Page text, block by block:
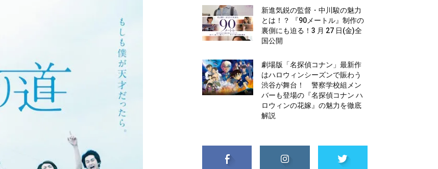
新進気鋭の監督・中川駿の魅力
とは！？ 『90メートル』制作の
裏側にも迫る！3 月 27 日(金)全
国公開
劇場版「名探偵コナン」最新作
はハロウィンシーズンで賑わう
渋谷が舞台！ 警察学校組メン
バーも登場の『名探偵コナン ハ
ロウィンの花嫁』の魅力を徹底
解説